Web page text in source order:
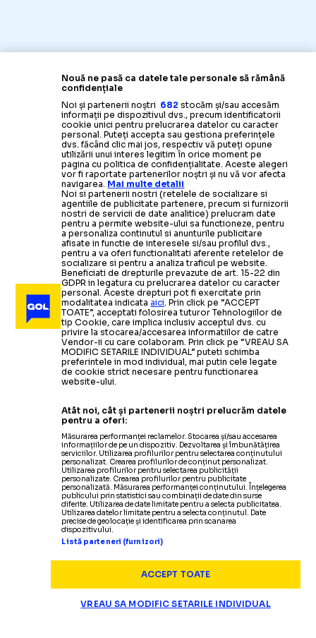
SUPERLIGA
„CEL CARE ÎNCHIDE OCHII ESTE COMPLICE” Gelu
Nouă ne pasă ca datele tale personale să rămână
confidențiale
Noi și partenerii noștri 682 stocăm și/sau accesăm
informații pe dispozitivul dvs., precum identificatorii
cookie unici pentru prelucrarea datelor cu caracter
personal. Puteți accepta sau gestiona preferințele
dvs. făcând clic mai jos, respectiv vă puteți opune
utilizării unui interes legitim în orice moment pe
pagina cu politica de confidențialitate. Aceste alegeri
vor fi raportate partenerilor noștri și nu vă vor afecta
navigarea. Mai multe detalii
Noi si partenerii nostri (retelele de socializare si
agentiile de publicitate partenere, precum si furnizorii
nostri de servicii de date analitice) prelucram date
pentru a permite website-ului sa functioneze, pentru
a personaliza continutul si anunturile publicitare
afisate in functie de interesele si/sau profilul dvs.,
pentru a va oferi functionalitati aferente retelelor de
socializare si pentru a analiza traficul pe website.
Beneficiati de drepturile prevazute de art. 15-22 din
GDPR in legatura cu prelucrarea datelor cu caracter
personal. Aceste drepturi pot fi exercitate prin
modalitatea indicataaici. Prin click pe “ACCEPT
TOATE”, acceptati folosirea tuturor Tehnologiilor de
tip Cookie, care implica inclusiv acceptul dvs. cu
privire la stocarea/accesarea informatiilor de catre
Vendor-ii cu care colaboram. Prin click pe “VREAU SA
MODIFIC SETARILE INDIVIDUAL” puteti schimba
preferintele in mod individual, mai putin cele legate
de cookie strict necesare pentru functionarea
website-ului.
Atât noi, cât și partenerii noștri prelucrăm datele
pentru a oferi:
Măsurarea performanței reclamelor. Stocarea și/sau accesarea
informațiilor de pe un dispozitiv. Dezvoltarea și îmbunătățirea
serviciilor. Utilizarea profilurilor pentru selectarea conținutului
personalizat. Crearea profilurilor de conținut personalizat.
Utilizarea profilurilor pentru selectarea publicității
personalizate. Crearea profilurilor pentru publicitate
personalizată. Măsurarea performanței conținutului. Înțelegerea
publicului prin statistici sau combinații de date din surse
diferite. Utilizarea de date limitate pentru a selecta publicitatea.
Utilizarea datelor limitate pentru a selecta conținutul. Date
precise de geolocație și identificarea prin scanarea
dispozitivului.
Listă parteneri (furnizori)
ACCEPT TOATE
VREAU SA MODIFIC SETARILE INDIVIDUAL